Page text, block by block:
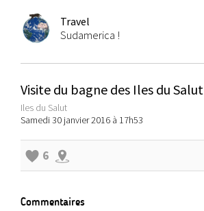
Travel
Sudamerica !
Visite du bagne des Iles du Salut
Iles du Salut
Samedi 30 janvier 2016 à 17h53
6
Commentaires